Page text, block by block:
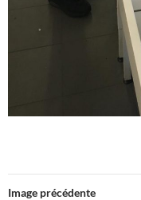
Image précédente